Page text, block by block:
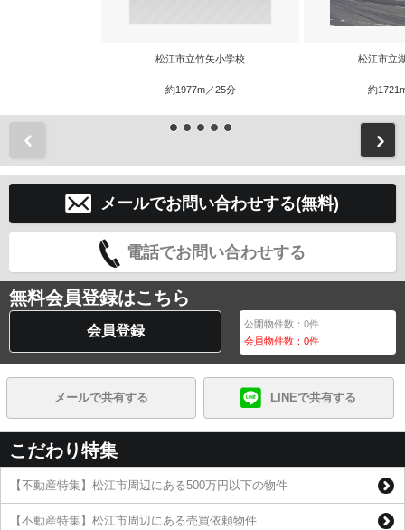
松江市立竹矢小学校
約1977m／25分
松江市立
約
メールでお問い合わせする(無料)
電話でお問い合わせする
無料会員登録はこちら
会員登録 公開物件数：0件
会員物件数：0件
メールで共有する LINEで共有する
こだわり特集
【不動産特集】松江市周辺にある500万円以下の物件
【不動産特集】松江市周辺にある売買依頼物件